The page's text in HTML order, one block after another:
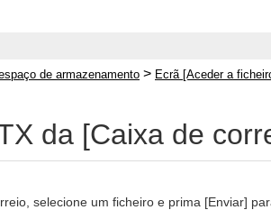
de armazenamento > Ecrã [Aceder a
da [Caixa de
selecione um ficheiro e prima [Enviar]